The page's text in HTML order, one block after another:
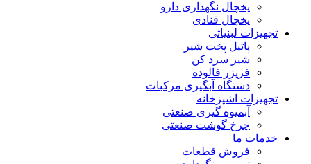
یخچال نگهداری دارو
یخچال قنادی
تجهیزات لبنیاتی
پاتیل پخت شیر
شیر سرد کن
فریزر فالوده
دستگاه آبگیری مرکبات
تجهیزات اشپزخانه
آبمیوه گیری صنعتی
چرخ گوشت صنعتی
خدمات ما
فروش قطعات